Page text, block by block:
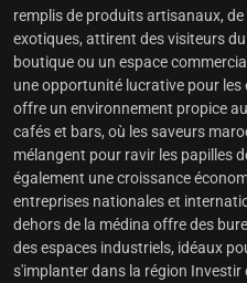
remplis de produits artisanaux,
exotiques, attirent des visiteurs
boutique ou un espace
une opportunité lucrative pour les
offre un environnement propice
cafés et bars, où les saveurs
mélangent pour ravir les papilles
également une croissance
entreprises nationales et
dehors de la médina offre des
des espaces industriels, idéaux
s'implanter dans la région Investir